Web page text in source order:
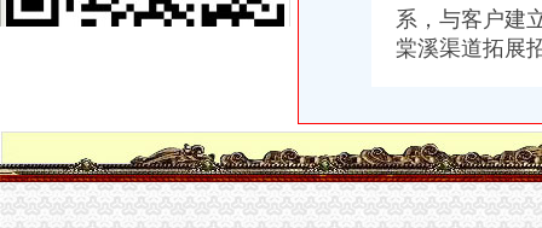
海棠溪正街房价怎么样？重庆海棠溪正街房源|户型图|小区车位|交通地
重庆南岸海棠溪销售招聘网_重庆南岸海棠溪销售人才网_重庆南岸海棠
海棠溪街招商网-海棠溪街跨境招商投资促进中心
峡口镇王忠贵处不稳定斜坡抢险排危、海棠溪街道南坪东路530号不稳
华闻媒：简式权益变动报告书（二）_财经_凤凰网
渠江广安城区左岸海棠溪至奎阁堤防工程监理中标结果-中国采招网
系，与客户建
棠溪渠道拓展